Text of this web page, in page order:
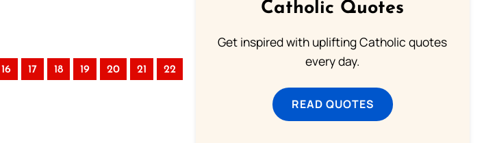
16 17 18 19 20 21 22
Catholic Quotes
Get inspired with uplifting Catholic quotes
every day.
READ QUOTES